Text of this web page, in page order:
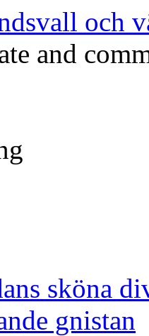
och
and
sköna
gnistan